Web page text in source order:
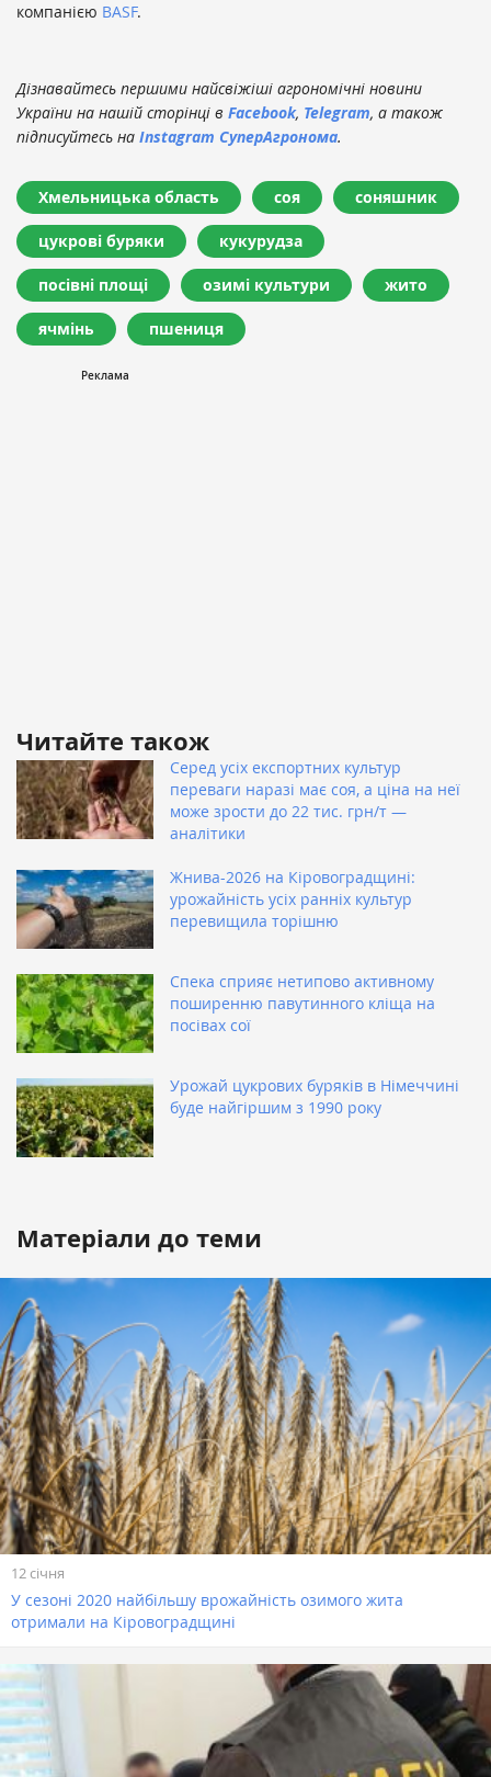
компанією BASF.
Дізнавайтесь першими найсвіжіші агрономічні новини
України на нашій сторінці в Facebook, Telegram, а також
підписуйтесь на Instagram СуперАгронома.
Хмельницька область соя соняшник
цукрові буряки кукурудза
посівні площі озимі культури жито
ячмінь пшениця
Читайте також
Серед усіх експортних культур
переваги наразі має соя, а ціна на неї
може зрости до 22 тис. грн/т —
аналітики
Жнива-2026 на Кіровоградщині:
урожайність усіх ранніх культур
перевищила торішню
Спека сприяє нетипово активному
поширенню павутинного кліща на
посівах сої
Урожай цукрових буряків в Німеччині
буде найгіршим з 1990 року
Матеріали до теми
12 січня
У сезоні 2020 найбільшу врожайність озимого жита
отримали на Кіровоградщині